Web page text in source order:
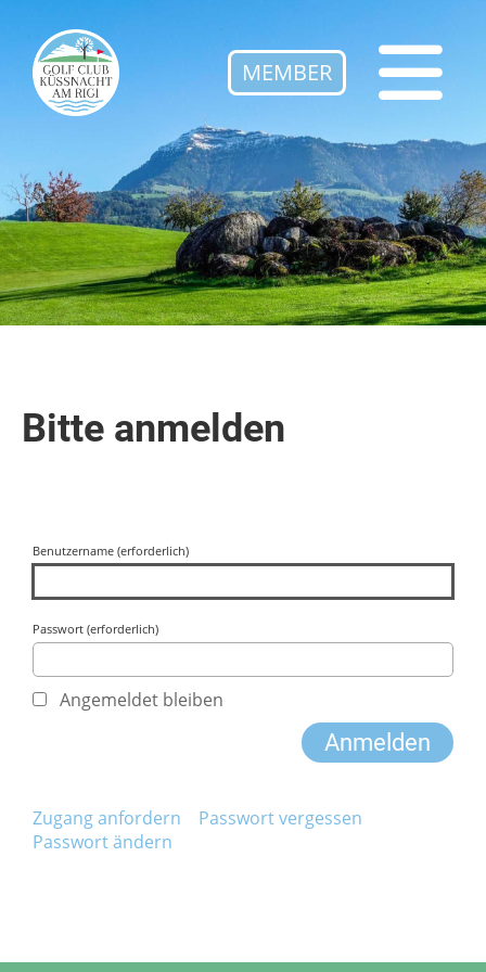
MEMBER
Bitte anmelden
Benutzername (erforderlich)
Passwort (erforderlich)
Angemeldet bleiben
Zugang anfordern
Passwort vergessen
Passwort ändern